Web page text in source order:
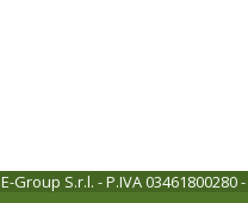
E-Group S.r.l. - P.IVA 03461800280-